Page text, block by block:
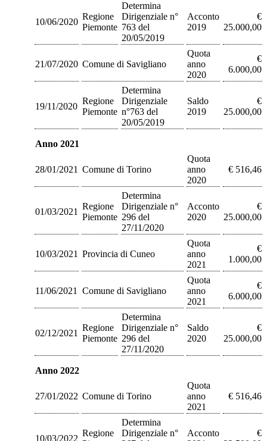
10/06/2020
Regione
Piemonte
Determina
Dirigenziale n°
763 del
20/05/2019
Acconto
2019
€
25.000,00
21/07/2020 Comune di Savigliano
Quota
anno
2020
€
6.000,00
19/11/2020
Regione
Piemonte
Determina
Dirigenziale
n°763 del
20/05/2019
Saldo
2019
€
25.000,00
Anno 2021
28/01/2021 Comune di Torino
Quota
anno
2020
€ 516,46
01/03/2021
Regione
Piemonte
Determina
Dirigenziale n°
296 del
27/11/2020
Acconto
2020
€
25.000,00
10/03/2021 Provincia di Cuneo
Quota
anno
2021
€
1.000,00
11/06/2021 Comune di Savigliano
Quota
anno
2021
€
6.000,00
02/12/2021
Regione
Piemonte
Determina
Dirigenziale n°
296 del
27/11/2020
Saldo
2020
€
25.000,00
Anno 2022
27/01/2022 Comune di Torino
Quota
anno
2021
€ 516,46
10/03/2022
Regione
Determina
Dirigenziale n°
Acconto
€